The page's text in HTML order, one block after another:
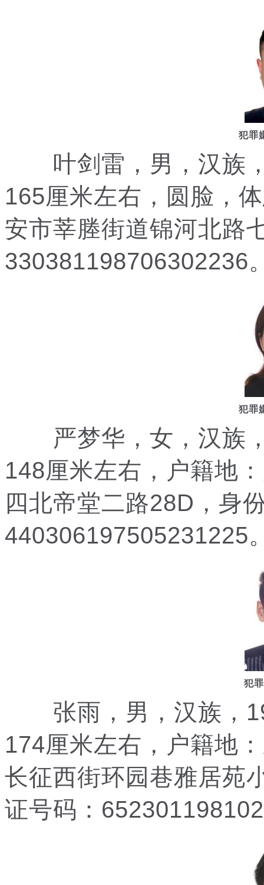
犯罪
叶剑雷，男，汉族，
165厘米左右，圆脸，
安市莘塍街道锦河北路
330381198706302236
犯罪
严梦华，女，汉族，
148厘米左右，户籍地
四北帝堂二路28D，身
440306197505231225
犯
张雨，男，汉族，
174厘米左右，户籍地
长征西街环园巷雅居苑
证号码：